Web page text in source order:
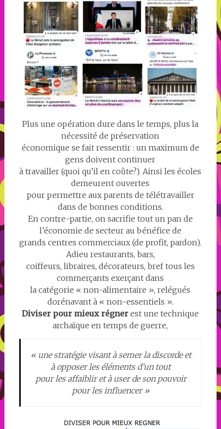
Plus une opération dure dans le temps, plus la
nécessité de préservation
économique se fait ressentir : un maximum de
gens doivent continuer
à travailler (quoi qu’il en coûte?). Ainsi les écoles
demeurent ouvertes
pour permettre aux parents de télétravailler
dans de bonnes conditions.
En contre-partie, on sacrifie tout un pan de
l’économie de secteur au bénéfice de
grands centres commerciaux (de profit, pardon).
Adieu restaurants, bars,
coiffeurs, libraires, décorateurs, bref tous les
commerçants exerçant dans
la catégorie « non-alimentaire », relégués
dorénavant à « non-essentiels ».
Diviser pour mieux régner est une technique
archaïque en temps de guerre,
« une stratégie visant à semer la discorde et
à opposer les éléments d’un tout
pour les affaiblir et à user de son pouvoir
pour les influencer »